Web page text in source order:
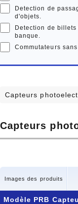
Detection de
d'objets.
Detection de billets
banque.
Commutateurs sans
Capteurs
Capteurs
Images des produits
Modèle PRB